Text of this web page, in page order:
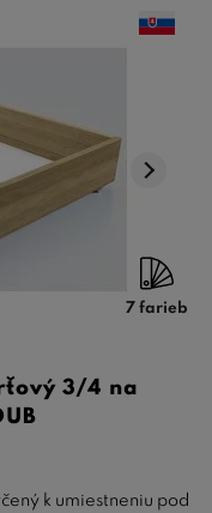
7 farieb
3/4 na
k umiestneniu pod